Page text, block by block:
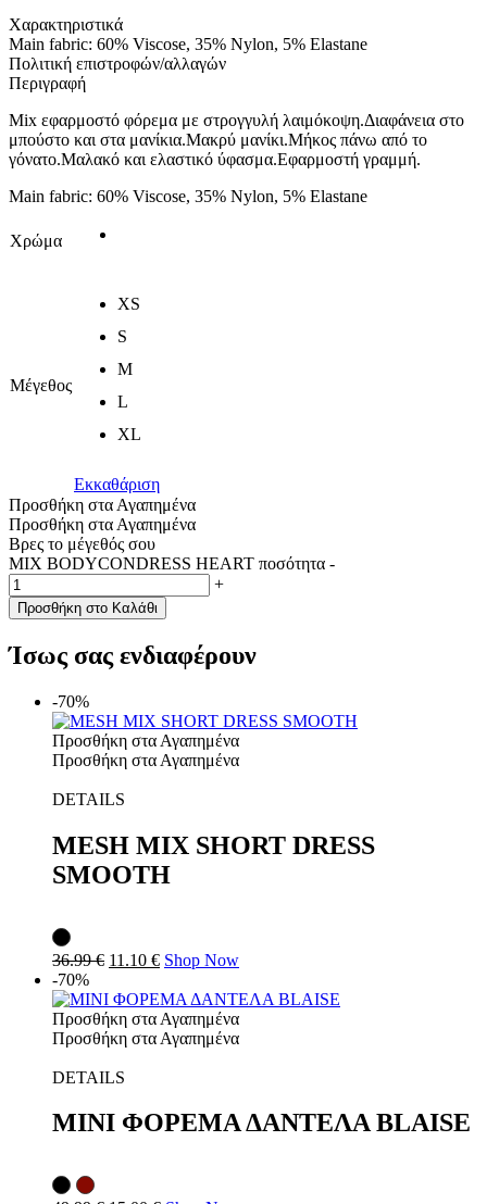
Χαρακτηριστικά
Main fabric: 60% Viscose, 35% Nylon, 5% Elastane
Πολιτική επιστροφών/αλλαγών
Περιγραφή
Mix εφαρμοστό φόρεμα με στρογγυλή λαιμόκοψη.Διαφάνεια στο
μπούστο και στα μανίκια.Μακρύ μανίκι.Μήκος πάνω από το
γόνατο.Μαλακό και ελαστικό ύφασμα.Εφαρμοστή γραμμή.
Main fabric: 60% Viscose, 35% Nylon, 5% Elastane
Χρώμα
Μέγεθος
XS
S
M
L
XL
Εκκαθάριση
Προσθήκη στα Αγαπημένα
Προσθήκη στα Αγαπημένα
Βρες το μέγεθός σου
MIX BODYCONDRESS HEART ποσότητα -
+
Προσθήκη στο Καλάθι
Ίσως σας ενδιαφέρουν
-70%
Προσθήκη στα Αγαπημένα
Προσθήκη στα Αγαπημένα
DETAILS
MESH MIX SHORT DRESS
SMOOTH
36.99€ 11.10 € Shop Now
-70%
Προσθήκη στα Αγαπημένα
Προσθήκη στα Αγαπημένα
DETAILS
MINI ΦΟΡΕΜΑ ΔΑΝΤΕΛΑ BLAISE